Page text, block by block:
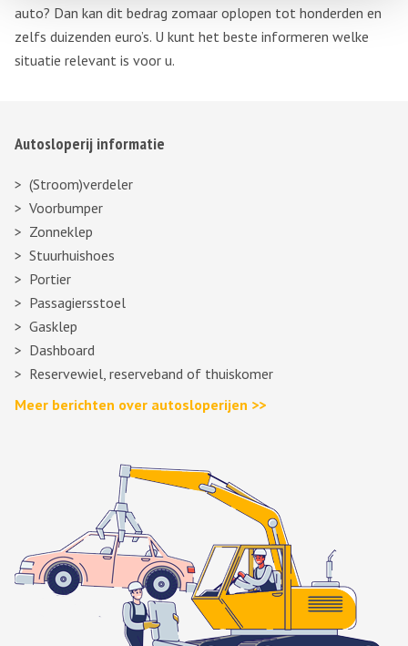
auto? Dan kan dit bedrag zomaar oplopen tot honderden en
zelfs duizenden euro’s. U kunt het beste informeren welke
situatie relevant is voor u.
Autosloperij informatie
(Stroom)verdeler
Voorbumper
Zonneklep
Stuurhuishoes
Portier
Passagiersstoel
Gasklep
Dashboard
Reservewiel, reserveband of thuiskomer
Meer berichten over autosloperijen >>